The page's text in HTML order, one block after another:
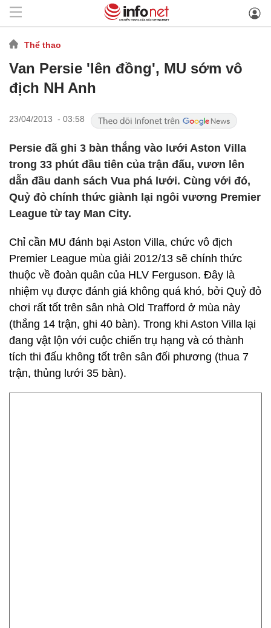
Thể thao
Van Persie 'lên đồng', MU sớm vô
địch NH Anh
23/04/2013 - 03:58
Persie đã ghi 3 bàn thắng vào lưới Aston Villa
trong 33 phút đầu tiên của trận đấu, vươn lên
dẫn đầu danh sách Vua phá lưới. Cùng với đó,
Quỷ đỏ chính thức giành lại ngôi vương Premier
League từ tay Man City.
Chỉ cần MU đánh bại Aston Villa, chức vô địch
Premier League mùa giải 2012/13 sẽ chính thức
thuộc về đoàn quân của HLV Ferguson. Đây là
nhiệm vụ được đánh giá không quá khó, bởi Quỷ đỏ
chơi rất tốt trên sân nhà Old Trafford ở mùa này
(thắng 14 trận, ghi 40 bàn). Trong khi Aston Villa lại
đang vật lộn với cuộc chiến trụ hạng và có thành
tích thi đấu không tốt trên sân đối phương (thua 7
trận, thủng lưới 35 bàn).